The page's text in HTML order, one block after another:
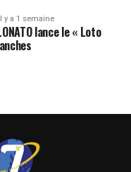
y a 1 semaine
lance le « Loto